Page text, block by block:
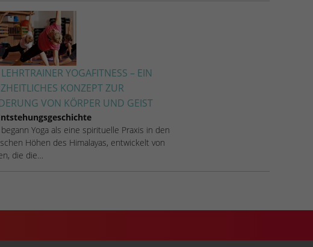
YOGAFITNESS – EIN
KONZEPT ZUR
VON KÖRPER UND GEIST
Yoga als eine spirituelle Praxis in den
Höhen des Himalayas, entwickelt von
die die…
dazu
um